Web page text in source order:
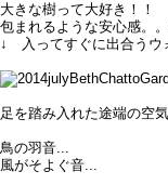
大きな樹って大好き！！
包まれるような安心感。
↓ 入ってすぐに出合うウ
足を踏み入れた途端の空
鳥の羽音...
風がそよぐ音...